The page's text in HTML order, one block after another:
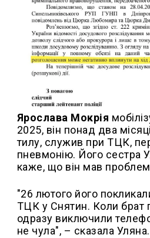
Ярослава Мокрія
2025, він понад два
тилу, служив при ТЦК,
пневмонію. Його сестра
каже, що він мав
"26 лютого його
ТЦК у Снятин. Коли брат
одразу виключили
не чула", – сказала Уляна.